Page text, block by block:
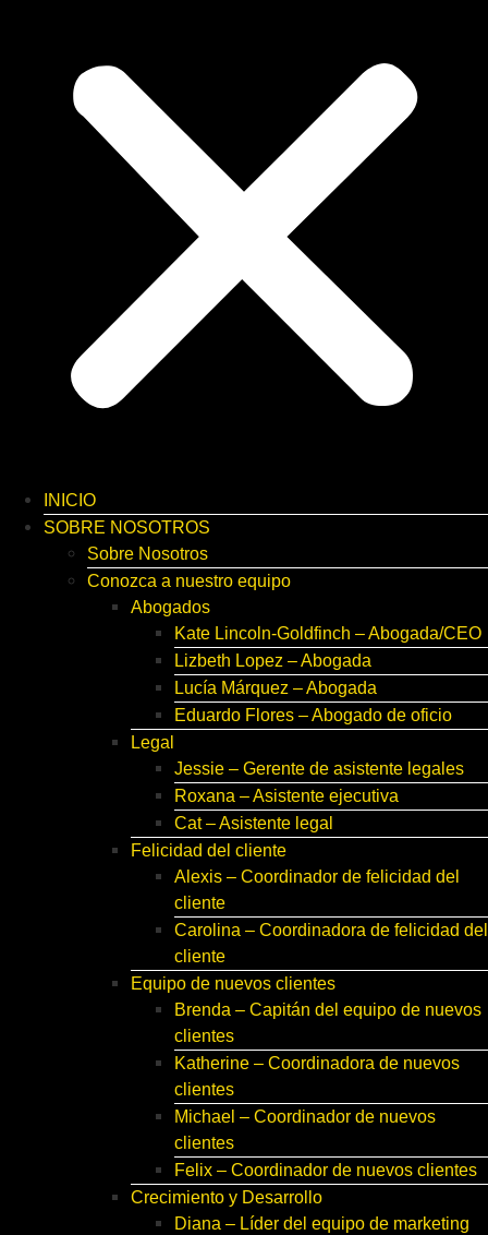
INICIO
SOBRE NOSOTROS
Sobre Nosotros
Conozca a nuestro equipo
Abogados
Kate Lincoln-Goldfinch – Abogada/CEO
Lizbeth Lopez – Abogada
Lucía Márquez – Abogada
Eduardo Flores – Abogado de oficio
Legal
Jessie – Gerente de asistente legales
Roxana – Asistente ejecutiva
Cat – Asistente legal
Felicidad del cliente
Alexis – Coordinador de felicidad del
cliente
Carolina – Coordinadora de felicidad del
cliente
Equipo de nuevos clientes
Brenda – Capitán del equipo de nuevos
clientes
Katherine – Coordinadora de nuevos
clientes
Michael – Coordinador de nuevos
clientes
Felix – Coordinador de nuevos clientes
Crecimiento y Desarrollo
Diana – Líder del equipo de marketing